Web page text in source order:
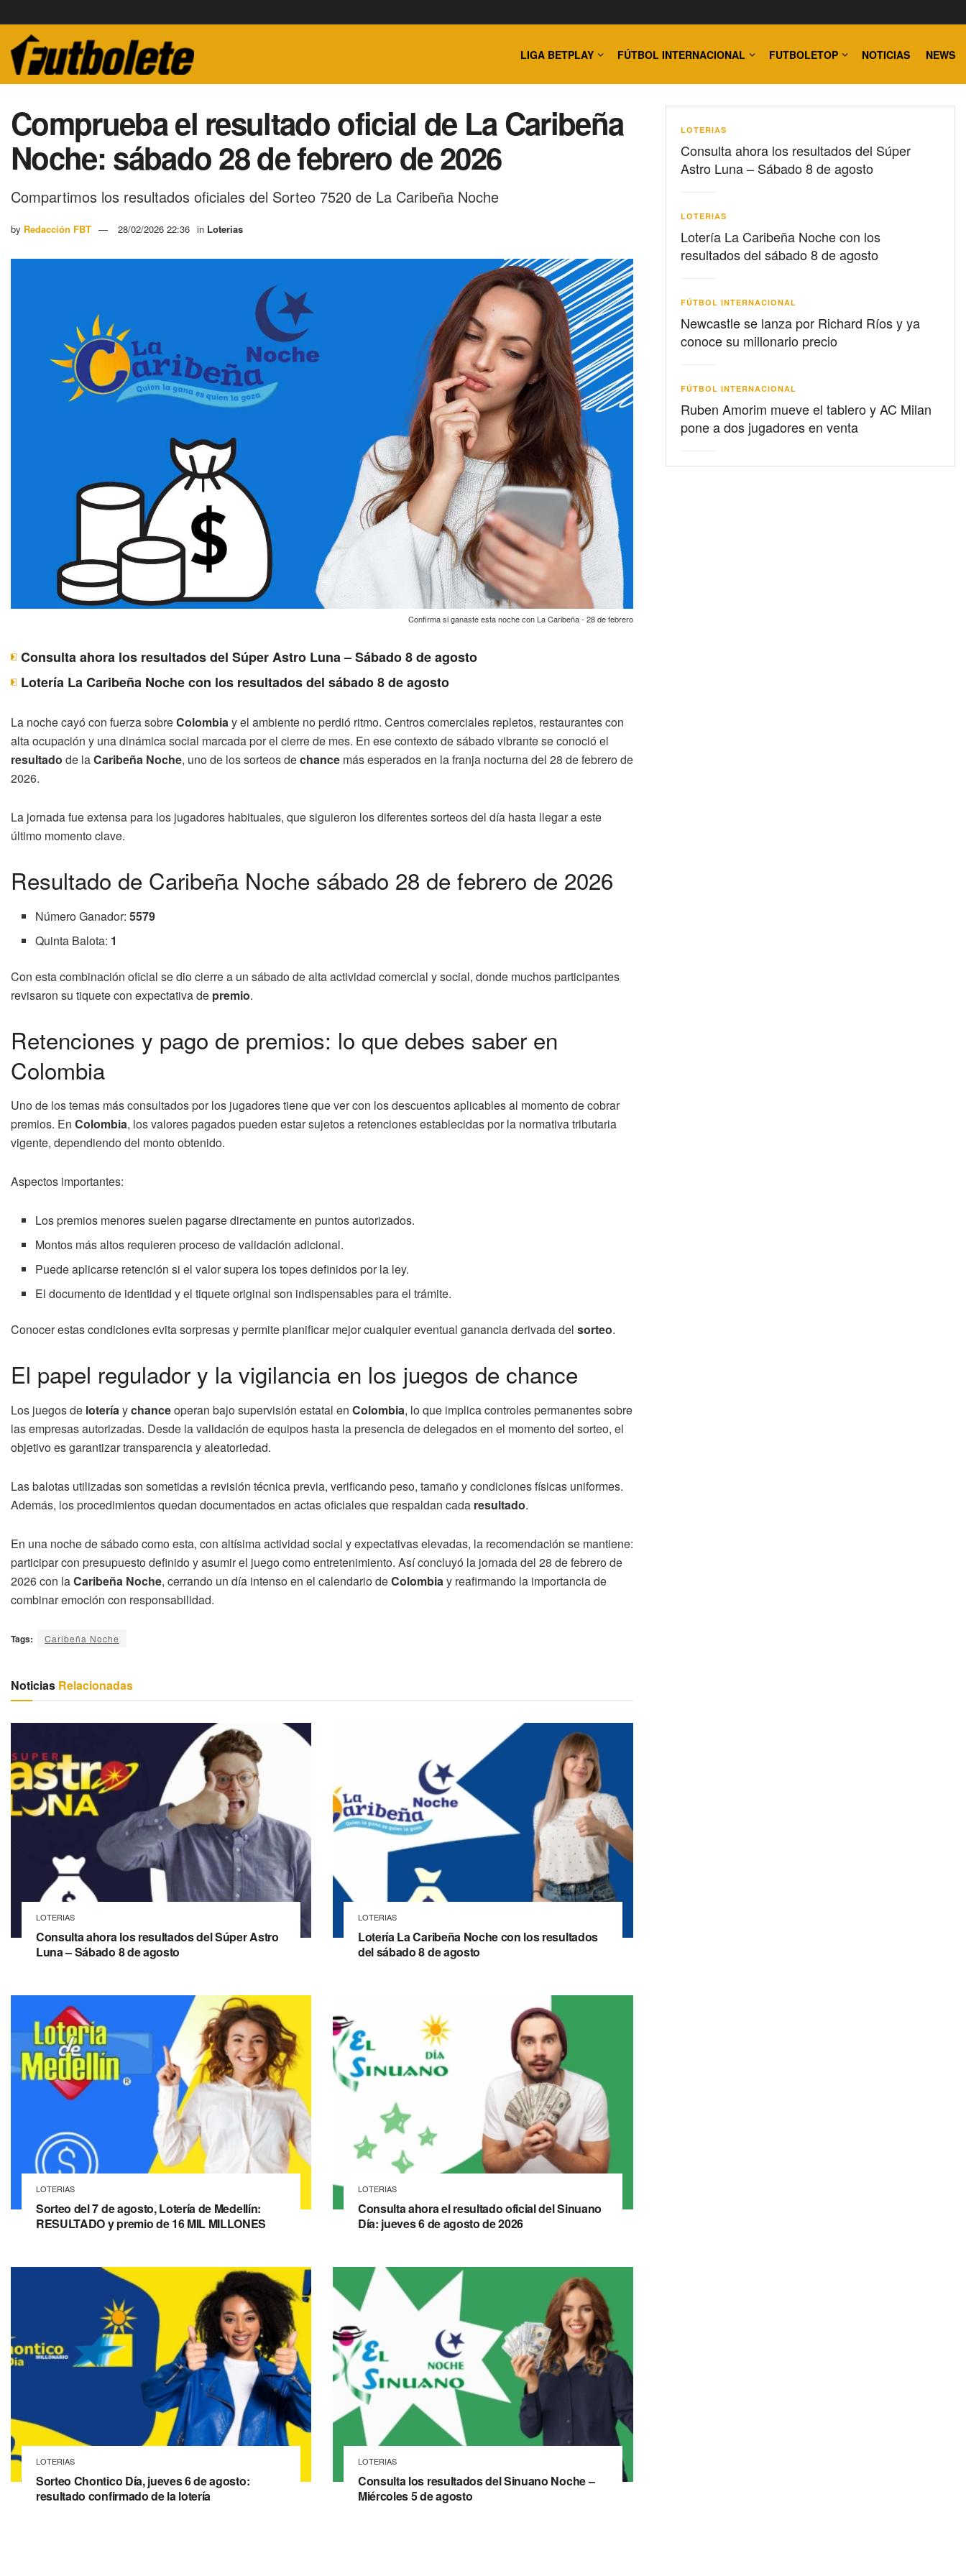
LIGA BETPLAY FÚTBOL INTERNACIONAL FUTBOLETOP NOTICIAS NEWS
Comprueba el resultado oficial de La Caribeña
Noche: sábado 28 de febrero de 2026
Compartimos los resultados oficiales del Sorteo 7520 de La Caribeña Noche
by Redacción FBT 28/02/2026 22:36 in Loterias
Confirma si ganaste esta noche con La Caribeña - 28 de febrero
Consulta ahora los resultados del Súper Astro Luna – Sábado 8 de agosto
Lotería La Caribeña Noche con los resultados del sábado 8 de agosto
La noche cayó con fuerza sobreColombiay el ambiente no perdió ritmo. Centros comerciales repletos, restaurantes con
alta ocupación y una dinámica social marcada por el cierre de mes. En ese contexto de sábado vibrante se conoció el
resultado de laCaribeña Noche, uno de los sorteos dechance más esperados en la franja nocturna del 28 de febrero de
2026.
La jornada fue extensa para los jugadores habituales, que siguieron los diferentes sorteos del día hasta llegar a este
último momento clave.
Resultado de Caribeña Noche sábado 28 de febrero de 2026
Número Ganador:5579
Quinta Balota: 1
Con esta combinación oficial se dio cierre a un sábado de alta actividad comercial y social, donde muchos participantes
revisaron su tiquete con expectativa de premio.
Retenciones y pago de premios: lo que debes saber en
Colombia
Uno de los temas más consultados por los jugadores tiene que ver con los descuentos aplicables al momento de cobrar
premios. En Colombia, los valores pagados pueden estar sujetos a retenciones establecidas por la normativa tributaria
vigente, dependiendo del monto obtenido.
Aspectos importantes:
Los premios menores suelen pagarse directamente en puntos autorizados.
Montos más altos requieren proceso de validación adicional.
Puede aplicarse retención si el valor supera los topes definidos por la ley.
El documento de identidad y el tiquete original son indispensables para el trámite.
Conocer estas condiciones evita sorpresas y permite planificar mejor cualquier eventual ganancia derivada del sorteo.
El papel regulador y la vigilancia en los juegos de chance
Los juegos de loteríaychanceoperan bajo supervisión estatal en Colombia, lo que implica controles permanentes sobre
las empresas autorizadas. Desde la validación de equipos hasta la presencia de delegados en el momento del sorteo, el
objetivo es garantizar transparencia y aleatoriedad.
Las balotas utilizadas son sometidas a revisión técnica previa, verificando peso, tamaño y condiciones físicas uniformes.
Además, los procedimientos quedan documentados en actas oficiales que respaldan cada resultado.
En una noche de sábado como esta, con altísima actividad social y expectativas elevadas, la recomendación se mantiene:
participar con presupuesto definido y asumir el juego como entretenimiento. Así concluyó la jornada del 28 de febrero de
2026 con laCaribeña Noche, cerrando un día intenso en el calendario deColombiay reafirmando la importancia de
combinar emoción con responsabilidad.
Tags: Caribeña Noche
Noticias Relacionadas
LOTERIAS
Consulta ahora los resultados del Súper Astro
Luna – Sábado 8 de agosto
LOTERIAS
Lotería La Caribeña Noche con los resultados
del sábado 8 de agosto
LOTERIAS
Sorteo del 7 de agosto, Lotería de Medellín:
RESULTADO y premio de 16 MIL MILLONES
LOTERIAS
Consulta ahora el resultado oficial del Sinuano
Día: jueves 6 de agosto de 2026
LOTERIAS
Sorteo Chontico Día, jueves 6 de agosto:
resultado confirmado de la lotería
LOTERIAS
Consulta los resultados del Sinuano Noche –
Miércoles 5 de agosto
LOTERIAS
Consulta ahora los resultados del Súper
Astro Luna – Sábado 8 de agosto
LOTERIAS
Lotería La Caribeña Noche con los
resultados del sábado 8 de agosto
FÚTBOL INTERNACIONAL
Newcastle se lanza por Richard Ríos y ya
conoce su millonario precio
FÚTBOL INTERNACIONAL
Ruben Amorim mueve el tablero y AC Milan
pone a dos jugadores en venta